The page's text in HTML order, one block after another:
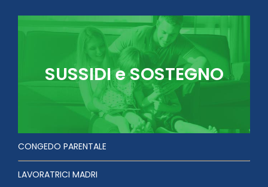
SUSSIDI e SOSTEGNO
CONGEDO PARENTALE
LAVORATRICI MADRI